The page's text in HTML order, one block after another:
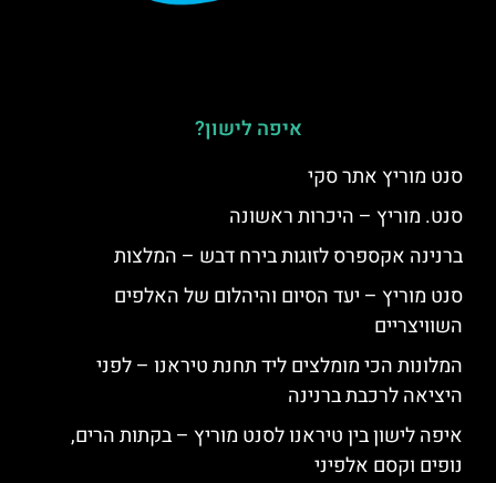
איפה לישון?
סנט מוריץ אתר סקי
סנט. מוריץ – היכרות ראשונה
ברנינה אקספרס לזוגות בירח דבש – המלצות
סנט מוריץ – יעד הסיום והיהלום של האלפים
השוויצריים
המלונות הכי מומלצים ליד תחנת טיראנו – לפני
היציאה לרכבת ברנינה
איפה לישון בין טיראנו לסנט מוריץ – בקתות הרים,
נופים וקסם אלפיני